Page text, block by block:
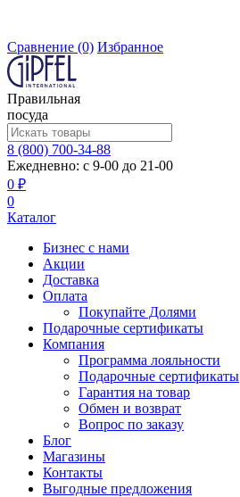
Сравнение (0) Избранное
Правильная
посуда
8 (800) 700-34-88
Ежедневно: с 9-00 до 21-00
0 ₽
0
Каталог
Бизнес с нами
Акции
Доставка
Оплата
Покупайте Долями
Подарочные сертификаты
Компания
Программа лояльности
Подарочные сертификаты
Гарантия на товар
Обмен и возврат
Вопрос по заказу
Блог
Магазины
Контакты
Выгодные предложения